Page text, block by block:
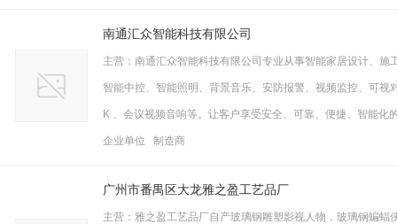
南通汇众智能科技有限公司
主营：南通汇众智能科技有限公司专业从事智能家居设计、
智能中控、智能照明、背景音乐、安防报警、视频监控、可
K 、会议视频音响等。让客户享受安全、可靠、便捷、智能化
企业单位 制造商
广州市番禺区大龙雅之盈工艺品厂
主营：雅之盈工艺品厂自产玻璃钢雕塑影视人物，玻璃钢蝙